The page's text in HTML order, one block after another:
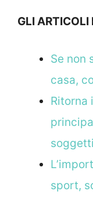
GLI ARTICOLI
Se non
casa,
Ritorna
sport,